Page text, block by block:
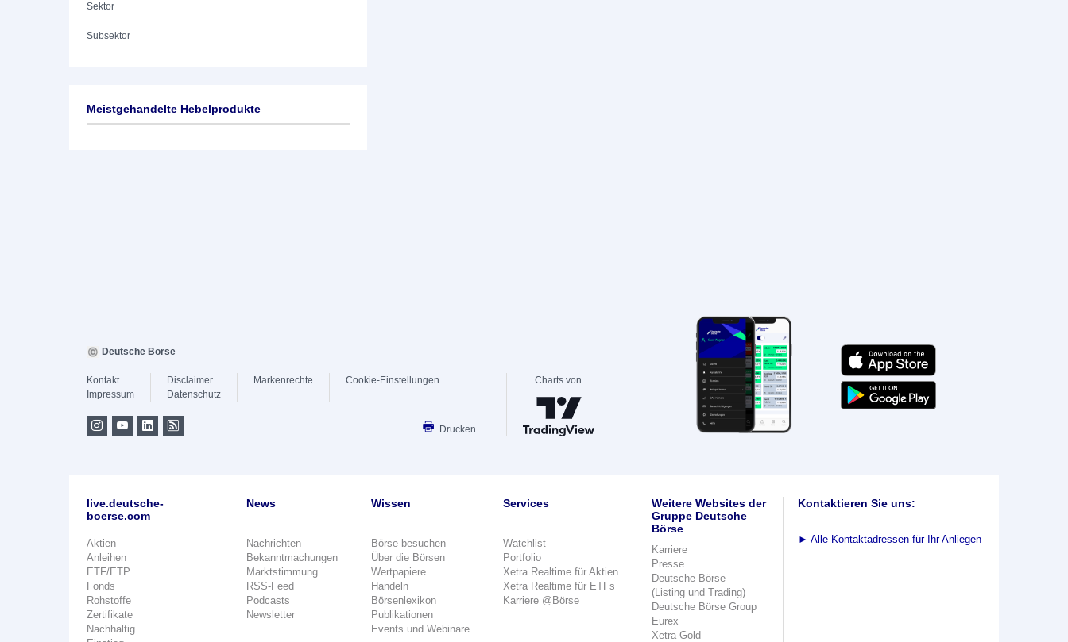
Sektor
Subsektor
Meistgehandelte Hebelprodukte
Deutsche Börse
Kontakt
Impressum
Disclaimer
Datenschutz
Markenrechte Cookie-Einstellungen
Drucken
Charts von
live.deutsche-
boerse.com
Aktien
Anleihen
ETF/ETP
Fonds
Rohstoffe
Zertifikate
Nachhaltig
News
Nachrichten
Bekanntmachungen
Marktstimmung
RSS-Feed
Podcasts
Newsletter
Wissen
Börse besuchen
Über die Börsen
Wertpapiere
Handeln
Börsenlexikon
Publikationen
Events und Webinare
Services
Watchlist
Portfolio
Xetra Realtime für Aktien
Xetra Realtime für ETFs
Karriere @Börse
Weitere Websites der
Gruppe Deutsche
Börse
Karriere
Presse
Deutsche Börse
(Listing und Trading)
Deutsche Börse Group
Eurex
Xetra-Gold
Kontaktieren Sie uns:
► Alle Kontaktadressen für Ihr Anliegen